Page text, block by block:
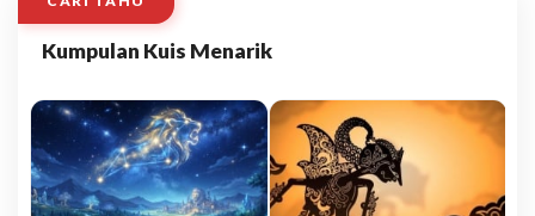
Kumpulan Kuis Menarik